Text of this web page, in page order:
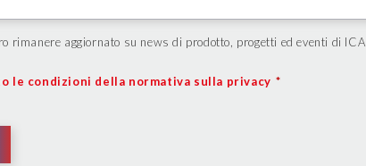
rimanere aggiornato su news di prodotto, progetti ed eventi di ICA
*
le condizioni della normativa sulla privacy